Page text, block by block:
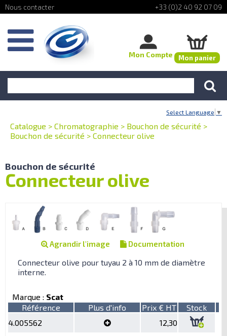
+33 (0)2 40 92 07 09
Mon Compte Mon panier
Select Language ▼
Catalogue > Chromatographie > Bouchon de sécurité >
Bouchon de sécurité > Connecteur olive
Bouchon de sécurité
Connecteur olive
Agrandir l'image Documentation
Connecteur olive pour tuyau 2 à 10 mm de diamètre
interne.
Marque : Scat
Référence
Plus d'info Prix € HT
Stock
4.005562
12,30